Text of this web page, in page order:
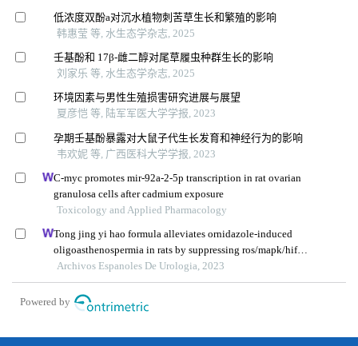
低浓度双酚a对沉水植物刺苦草生长和繁殖的影响
韩惠莹 等, 水生态学杂志, 2025
壬基酚和 17β-雌二醇对尾草履虫种群生长的影响
刘家乐 等, 水生态学杂志, 2025
环境因素与男性生殖损害研究进展与展望
夏彦恺 等, 陆军军医大学学报, 2023
孕期壬基酚暴露对大鼠子代生长发育和神经行为的影响
韦欢妮 等, 广西医科大学学报, 2023
C-myc promotes mir-92a-2-5p transcription in rat ovarian
granulosa cells after cadmium exposure
Toxicology and Applied Pharmacology
Tong jing yi hao formula alleviates ornidazole-induced
oligoasthenospermia in rats by suppressing ros/mapk/hif-1
pathway
Archivos Espanoles De Urologia, 2023
Powered by